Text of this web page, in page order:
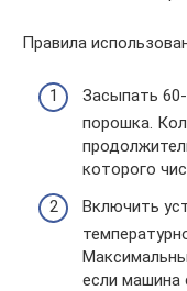
Правила
Засыпать
порошка.
которого
Включить
если машина